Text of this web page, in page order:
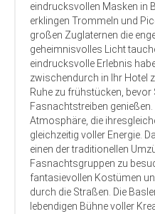
eindrucksvollen Masken in
erklingen Trommeln und
großen Zuglaternen die
geheimnisvolles Licht
eindrucksvolle Erlebnis
zwischendurch in Ihr Hotel
Ruhe zu frühstücken, bevor
Fasnachtstreiben
Atmosphäre, die
gleichzeitig voller Energie.
einen der traditionellen
Fasnachtsgruppen zu
fantasievollen Kostümen
durch die Straßen. Die
lebendigen Bühne voller